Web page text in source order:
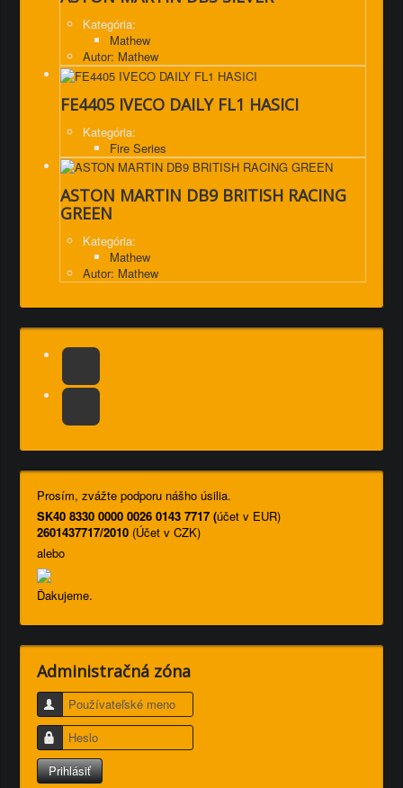
Kategória:
Mathew
Autor: Mathew
FE4405 IVECO DAILY FL1 HASICI
Kategória:
Fire Series
ASTON MARTIN DB9 BRITISH RACING
GREEN
Kategória:
Mathew
Autor: Mathew
Prosím, zvážte podporu nášho úsilia.
SK40 8330 0000 0026 0143 7717 (účet v EUR)
2601437717/2010 (Účet v CZK)
alebo
Ďakujeme.
Administračná zóna
Používateľské meno
Heslo
Prihlásiť